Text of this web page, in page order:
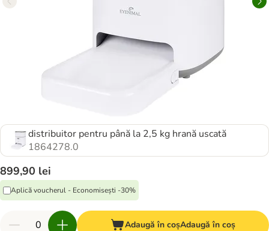
distribuitor pentru până la 2,5 kg hrană uscată
1864278.0
899,90 lei
Aplică voucherul - Economisești -30%
Adaugă în coșAdaugă în coș